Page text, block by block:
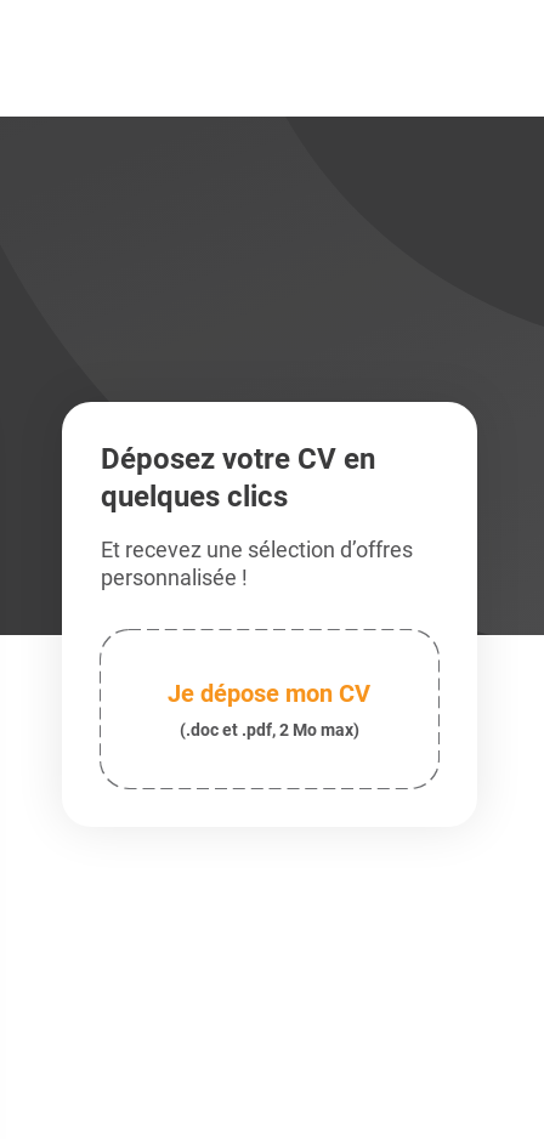
Déposez votre CV en
quelques clics
Et recevez une sélection d’offres
personnalisée !
Je dépose mon CV
(.doc et .pdf, 2 Mo max)